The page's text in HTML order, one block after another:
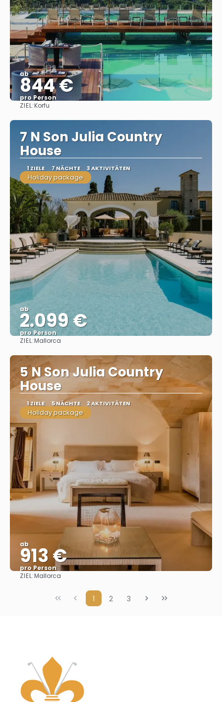
ab
844 €
pro Person
ZIEL:Korfu
7 N Son Julia Country
House
1 ZIELE 7 NÄCHTE 3 AKTIVITÄTEN
Holiday package
ab
2.099 €
pro Person
ZIEL:Mallorca
5 N Son Julia Country
House
1 ZIELE 5 NÄCHTE 2 AKTIVITÄTEN
Holiday package
ab
913 €
pro Person
ZIEL:Mallorca
1 2 3